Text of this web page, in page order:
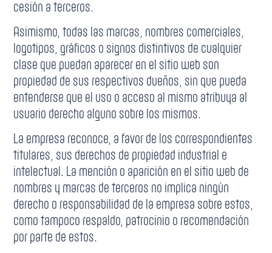
cesión a terceros.
Asimismo, todas las marcas, nombres comerciales,
logotipos, gráficos o signos distintivos de cualquier
clase que puedan aparecer en el sitio web son
propiedad de sus respectivos dueños, sin que pueda
entenderse que el uso o acceso al mismo atribuya al
usuario derecho alguno sobre los mismos.
La empresa reconoce, a favor de los correspondientes
titulares, sus derechos de propiedad industrial e
intelectual. La mención o aparición en el sitio web de
nombres y marcas de terceros no implica ningún
derecho o responsabilidad de la empresa sobre estos,
como tampoco respaldo, patrocinio o recomendación
por parte de estos.